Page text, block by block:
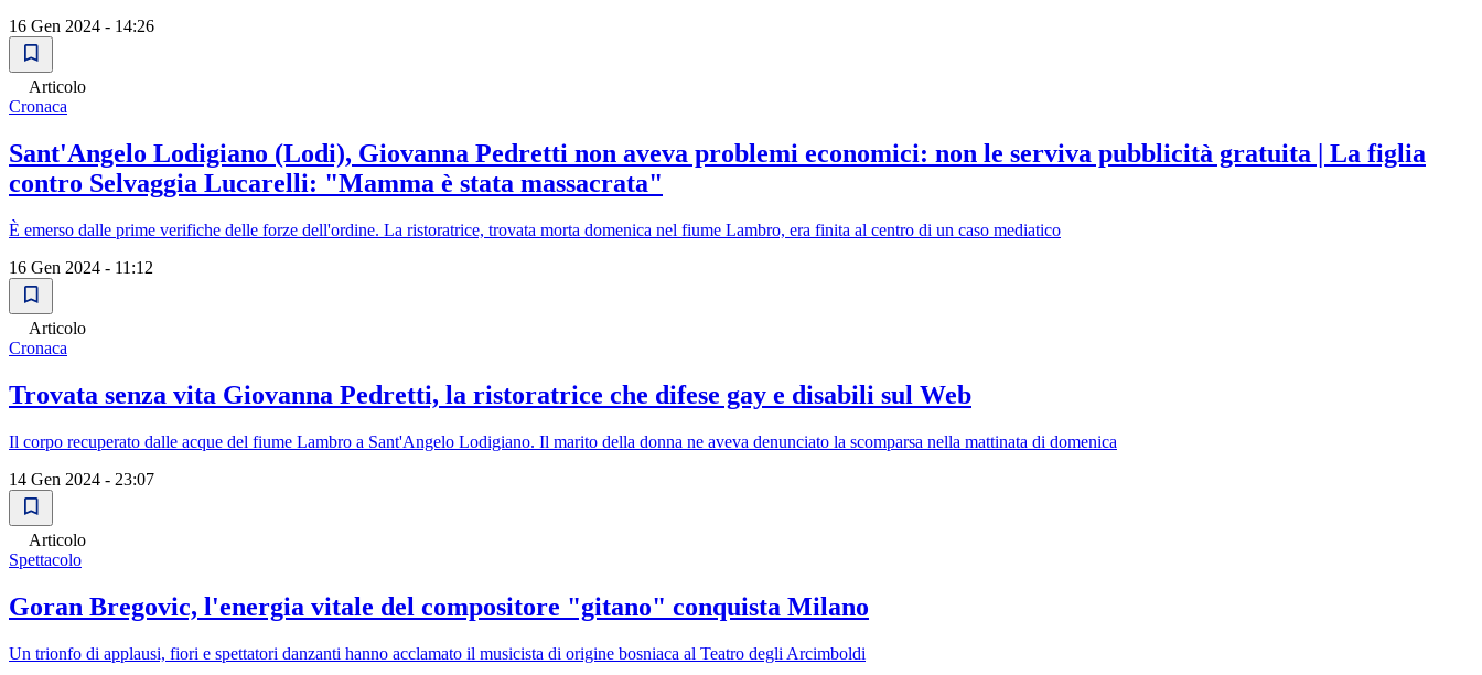
16 Gen 2024 - 14:26
Articolo
Cronaca
Sant'Angelo Lodigiano (Lodi), Giovanna Pedretti non aveva problemi economici: non le serviva pubblicità gratuita | La figlia
contro Selvaggia Lucarelli: "Mamma è stata massacrata"
È emerso dalle prime verifiche delle forze dell'ordine. La ristoratrice, trovata morta domenica nel fiume Lambro, era finita al centro di un caso mediatico
16 Gen 2024 - 11:12
Articolo
Cronaca
Trovata senza vita Giovanna Pedretti, la ristoratrice che difese gay e disabili sul Web
Il corpo recuperato dalle acque del fiume Lambro a Sant'Angelo Lodigiano. Il marito della donna ne aveva denunciato la scomparsa nella mattinata di domenica
14 Gen 2024 - 23:07
Articolo
Spettacolo
Goran Bregovic, l'energia vitale del compositore "gitano" conquista Milano
Un trionfo di applausi, fiori e spettatori danzanti hanno acclamato il musicista di origine bosniaca al Teatro degli Arcimboldi